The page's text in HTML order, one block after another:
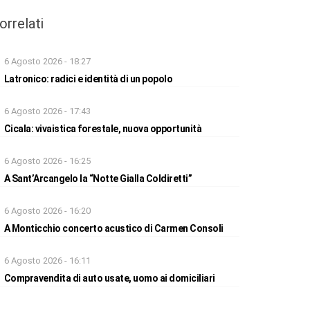
6 Agosto 2026 - 18:27
Latronico: radici e identità di un popolo
6 Agosto 2026 - 17:43
Cicala: vivaistica forestale, nuova opportunità
6 Agosto 2026 - 16:25
A Sant’Arcangelo la “Notte Gialla Coldiretti”
6 Agosto 2026 - 16:20
A Monticchio concerto acustico di Carmen Consoli
6 Agosto 2026 - 16:11
Compravendita di auto usate, uomo ai domiciliari